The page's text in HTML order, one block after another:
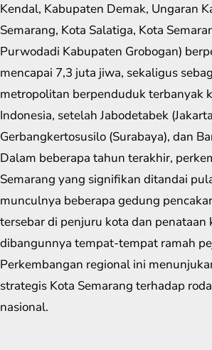
Kendal, Kabupaten Demak, Ungaran
Semarang, Kota Salatiga, Kota
Purwodadi Kabupaten Grobogan)
mencapai 7,3 juta jiwa, sekaligus
metropolitan berpenduduk terbanyak
Indonesia, setelah Jabodetabek
Gerbangkertosusilo (Surabaya), dan
Dalam beberapa tahun terakhir,
Semarang yang signifikan ditandai
munculnya beberapa gedung
tersebar di penjuru kota dan penataan
dibangunnya tempat-tempat ramah
Perkembangan regional ini
strategis Kota Semarang terhadap
nasional.